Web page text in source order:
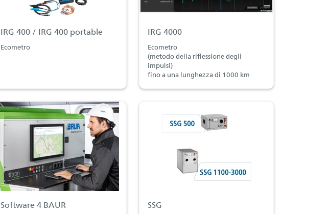
IRG 400 / IRG 400 portable
Ecometro
IRG 4000
Ecometro
(metodo della riflessione degli
impulsi)
fino a una lunghezza di 1000 km
Software 4 BAUR SSG